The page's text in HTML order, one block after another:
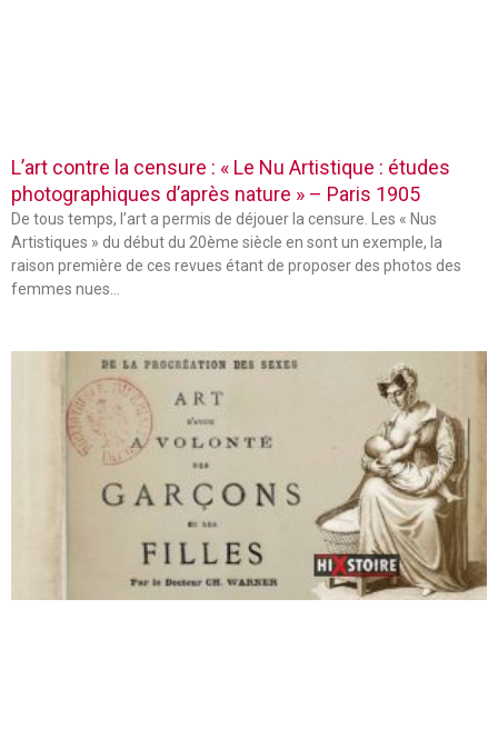
L’art contre la censure : « Le Nu Artistique : études
photographiques d’après nature » – Paris 1905
De tous temps, l’art a permis de déjouer la censure. Les « Nus
Artistiques » du début du 20ème siècle en sont un exemple, la
raison première de ces revues étant de proposer des photos des
femmes nues…